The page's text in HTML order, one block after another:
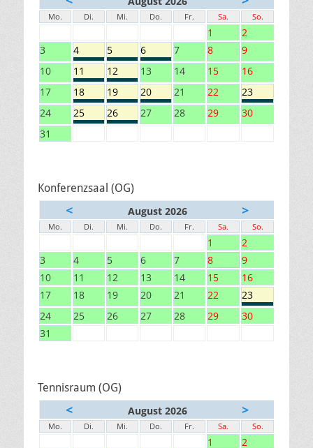
Mo. Di. Mi. Do. Fr. Sa. So.
1
2
3
4 5 6 7 8
9
10
11 12 13 14 15
16
17
18 19 20 21 22
23
24
25 26 27 28 29
30
31
Konferenzsaal (OG)
< August 2026 >
Mo. Di. Mi. Do. Fr. Sa. So.
1
2
3
4 5 6 7 8
9
10
11 12 13 14 15
16
17
18 19 20 21 22
23
24
25 26 27 28 29
30
31
Tennisraum (OG)
< August 2026 >
Mo. Di. Mi. Do. Fr. Sa. So.
1
2